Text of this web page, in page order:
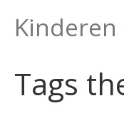
Tags